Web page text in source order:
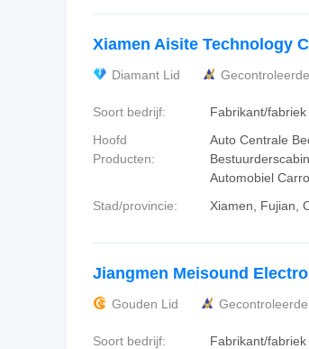
Xiamen Aisite Technology
Diamant Lid
Soort bedrijf:
Fabrikant/
Hoofd
Producten:
Auto Centrale
Automobiel
Stad/provincie:
Xiamen, Fujian,
Jiangmen Meisound
Gouden Lid
Soort bedrijf:
Fabrikant/